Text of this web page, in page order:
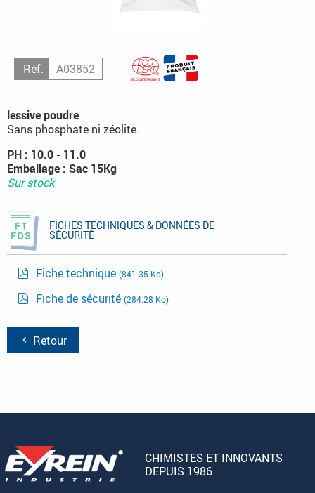
Réf. A03852
lessive poudre
Sans phosphate ni zéolite.
PH : 10.0 - 11.0
Emballage : Sac 15Kg
Sur stock
FICHES TECHNIQUES & DONNÉES DE
SÉCURITÉ
Fiche technique (841.35 Ko)
Fiche de sécurité (284.28 Ko)
Retour
CHIMISTES ET INNOVANTS
DEPUIS 1986